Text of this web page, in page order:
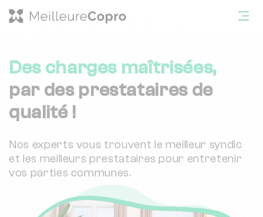
Des charges maîtrisées,
par des prestataires de
qualité !
Nos experts vous trouvent le meilleur syndic
et les meilleurs prestataires pour entretenir
vos parties communes.